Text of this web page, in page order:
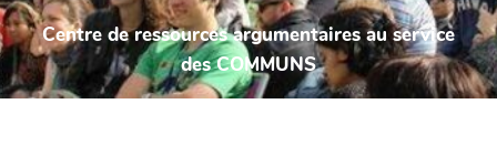
Centre de ressources argumentaires au service
des COMMUNS